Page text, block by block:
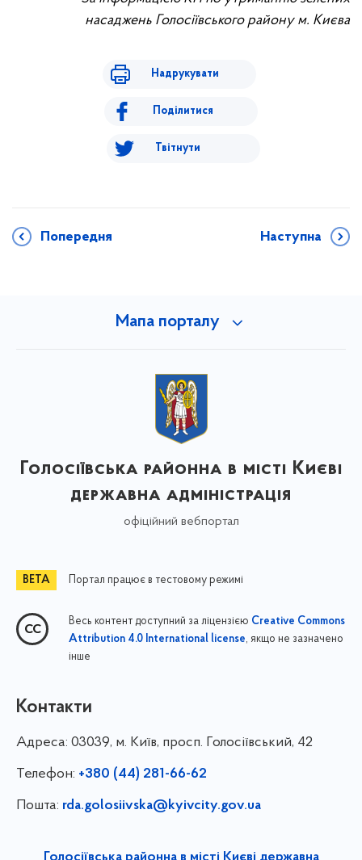
насаджень Голосіївського району м. Києва
Надрукувати
Поділитися
Твітнути
Попередня Наступна
Мапа порталу
Голосіївська районна в місті Києві
державна адміністрація
офіційний вебпортал
Портал працює в тестовому режимі
Весь контент доступний за ліцензією Creative Commons
Attribution 4.0 International license, якщо не зазначено
інше
Контакти
Адреса: 03039, м. Київ, просп. Голосіївський, 42
Телефон: +380 (44) 281-66-62
Пошта: rda.golosiivska@kyivcity.gov.ua